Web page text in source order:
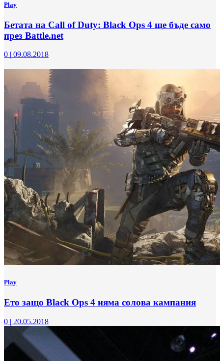
Play
Бетата на Call of Duty: Black Ops 4 ще бъде само
през Battle.net
0 | 09.08.2018
Play
Ето защо Black Ops 4 няма солова кампания
0 | 20.05.2018